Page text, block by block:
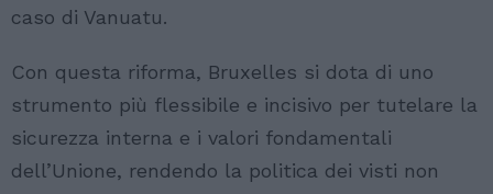
caso di Vanuatu.
Con questa riforma, Bruxelles si dota di uno
strumento più flessibile e incisivo per tutelare la
sicurezza interna e i valori fondamentali
dell’Unione, rendendo la politica dei visti non